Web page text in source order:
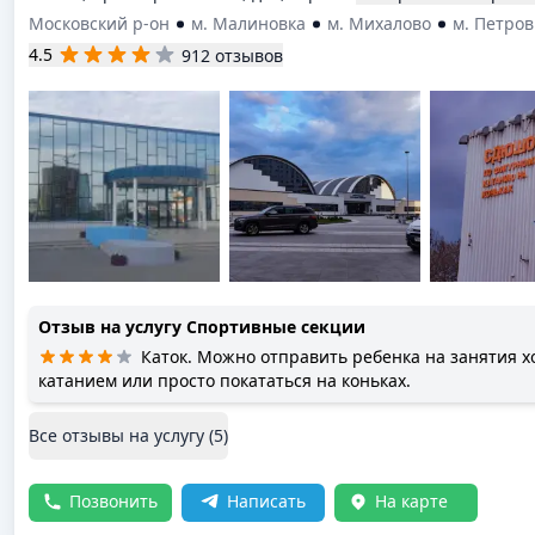
Московский р-он
м. Малиновка м. Михалово
м.
4.5
912 отзывов
Отзыв на услугу Спортивные секции
Каток. Можно отправить ребенка на занятия
катанием или просто покататься на коньках.
Все отзывы на услугу (5)
Позвонить Написать На карте